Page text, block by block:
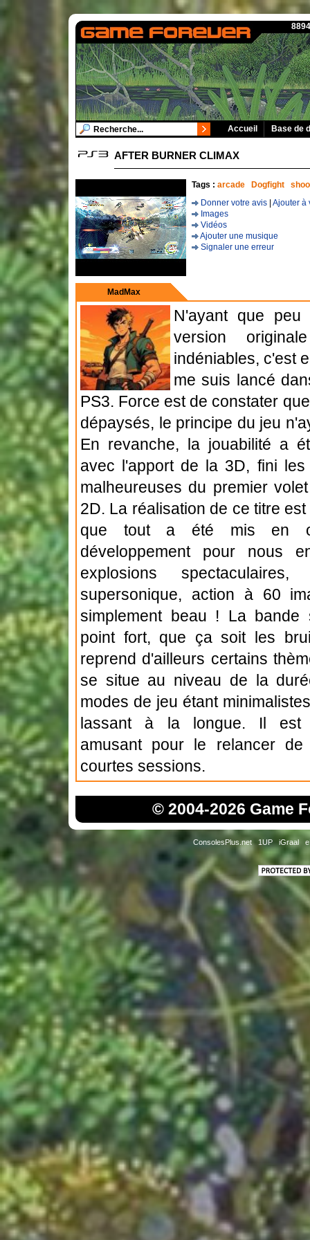
Accueil Base de
AFTER BURNER CLIMAX
Tags : arcade Dogfight
Donner votre avis Ajouter à
Images
Vidéos
Ajouter une musique
Signaler une erreur
MadMax
N'ayant que
version
indéniables, c'est
me suis lancé
PS3. Force est de constater
dépaysés, le principe du jeu
En revanche, la jouabilité a
avec l'apport de la 3D, fini
malheureuses du premier
2D. La réalisation de ce titre
que tout a été mis en
développement pour nous
explosions
supersonique, action à 60
simplement beau ! La bande
point fort, que ça soit les
reprend d'ailleurs certains
se situe au niveau de la
modes de jeu étant
lassant à la longue. Il est
amusant pour le relancer
courtes sessions.
© 2004-2026 Game
ConsolesPlus.net 1UP iGraal